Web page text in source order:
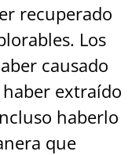
recuperado
Los
causado
extraído
haberlo
que